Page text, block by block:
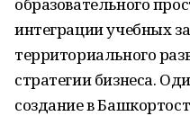
интеграции учебных
территориального
стратегии бизнеса.
создание в